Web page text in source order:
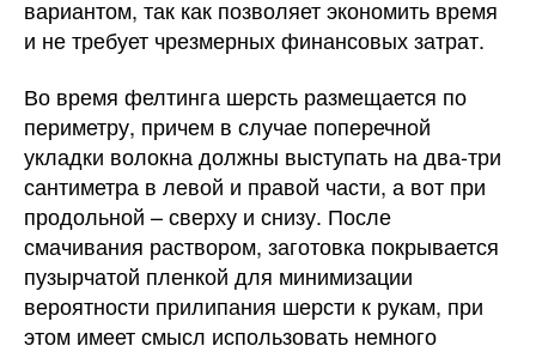
вариантом, так как позволяет экономить время
и не требует чрезмерных финансовых затрат.
Во время фелтинга шерсть размещается по
периметру, причем в случае поперечной
укладки волокна должны выступать на два-три
сантиметра в левой и правой части, а вот при
продольной – сверху и снизу. После
смачивания раствором, заготовка покрывается
пузырчатой пленкой для минимизации
вероятности прилипания шерсти к рукам, при
этом имеет смысл использовать немного